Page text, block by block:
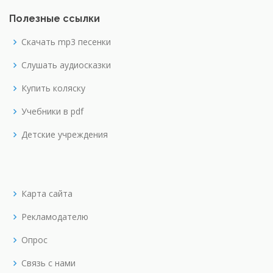
Полезные ссылки
Скачать mp3 песенки
Слушать аудиосказки
Купить коляску
Учебники в pdf
Детские учреждения
Карта сайта
Рекламодателю
Опрос
Связь с нами